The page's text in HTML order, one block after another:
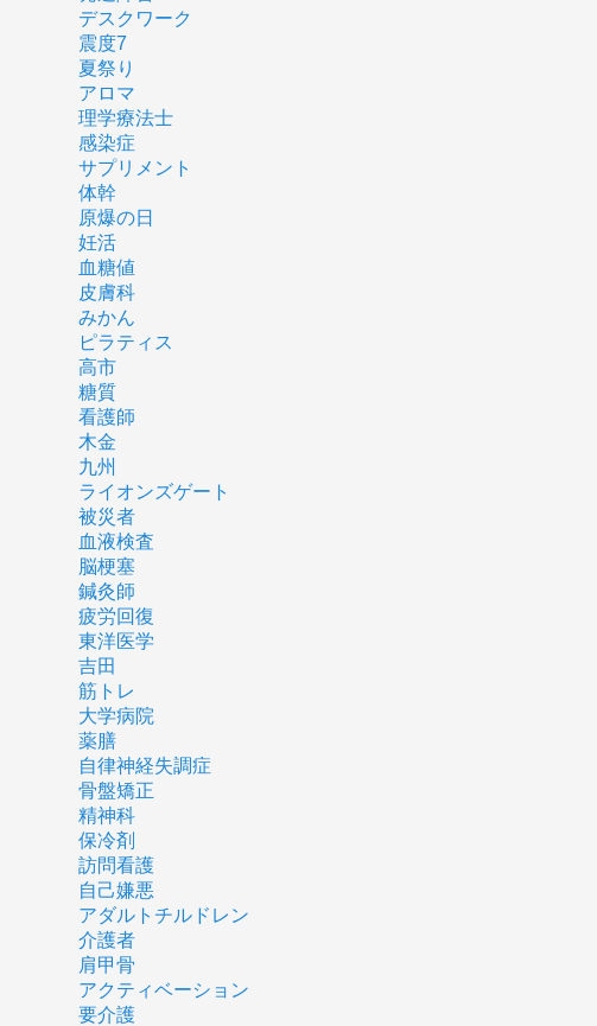
デスクワーク
震度7
夏祭り
アロマ
理学療法士
感染症
サプリメント
体幹
原爆の日
妊活
血糖値
皮膚科
みかん
ピラティス
高市
糖質
看護師
木金
九州
ライオンズゲート
被災者
血液検査
脳梗塞
鍼灸師
疲労回復
東洋医学
吉田
筋トレ
大学病院
薬膳
自律神経失調症
骨盤矯正
精神科
保冷剤
訪問看護
自己嫌悪
アダルトチルドレン
介護者
肩甲骨
アクティベーション
要介護